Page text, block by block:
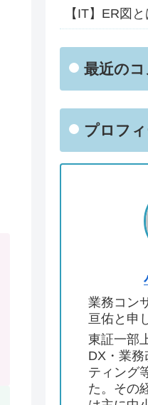
【IT】ER図
最近のコ
プロフ
業務コン
亘佑と申
東証一部
DX・業
ティング
た。その